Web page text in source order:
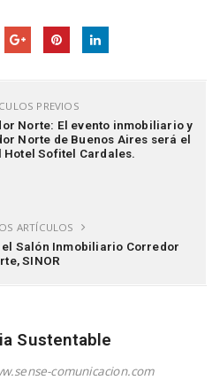
PREVIOS
Norte: El evento inmobiliario y
Norte de Buenos Aires será el
Hotel Sofitel Cardales.
ARTÍCULOS
Salón Inmobiliario Corredor
SINOR
Sustentable
comunicacion.com